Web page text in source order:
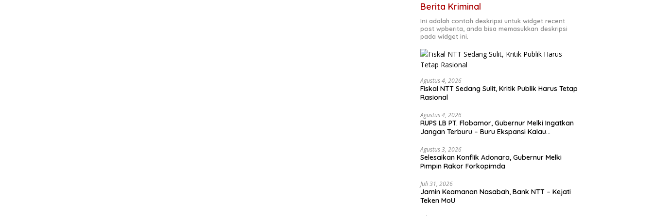
Berita Kriminal
Ini adalah contoh deskripsi untuk widget recent
post wpberita, anda bisa memasukkan deskripsi
pada widget ini.
Agustus 4, 2026
Fiskal NTT Sedang Sulit, Kritik Publik Harus Tetap
Rasional
Agustus 4, 2026
RUPS LB PT. Flobamor, Gubernur Melki Ingatkan
Jangan Terburu – Buru Ekspansi Kalau
Agustus 3, 2026
Selesaikan Konflik Adonara, Gubernur Melki
Pimpin Rakor Forkopimda
Juli 31, 2026
Jamin Keamanan Nasabah, Bank NTT – Kejati
Teken MoU